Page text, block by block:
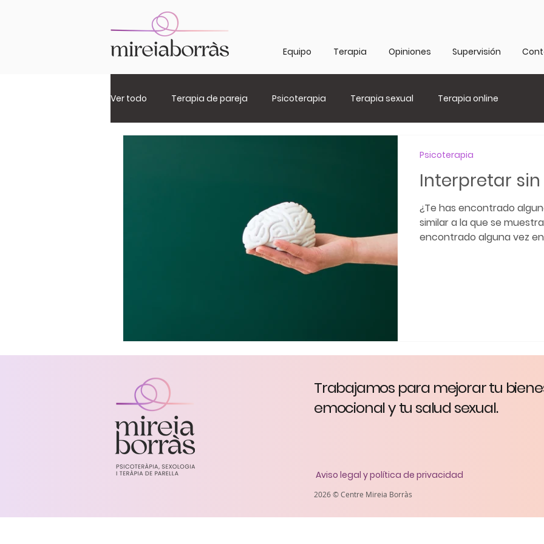
Equipo Terapia Opiniones Supervisión
Ver todo Terapia de pareja Psicoterapia Terapia sexual Terapia online
Interpretar
¿Te has encontrado
similar a la que se
encontrado alguna vez
Psicoterapia
Mireia Borràs - Sexologia, teràpia de parella i psicoteràpia -info@mireiaborras.com - +34 606 200 188
Trabajamos para mejorar tu
emocional y tu salud sexual.
Aviso legal y política de privacidad
2026 © Centre Mireia Borràs